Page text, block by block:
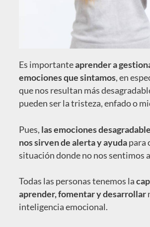
Es importanteaprender a
emociones que sintamos, en
que nos resultan más
pueden ser la tristeza, enfado o
Pues, las emociones
nos sirven de alerta y ayudapara
situación donde no nos sentimos
Todas las personas tenemos la
aprender, fomentar y desarrollar
inteligencia emocional.